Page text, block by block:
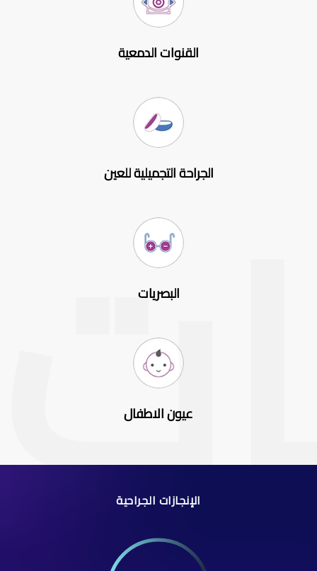
القنوات الدمعية
الجراحة التجميلية للعين
البصريات
عيون الاطفال
الإنجازات الجراحية